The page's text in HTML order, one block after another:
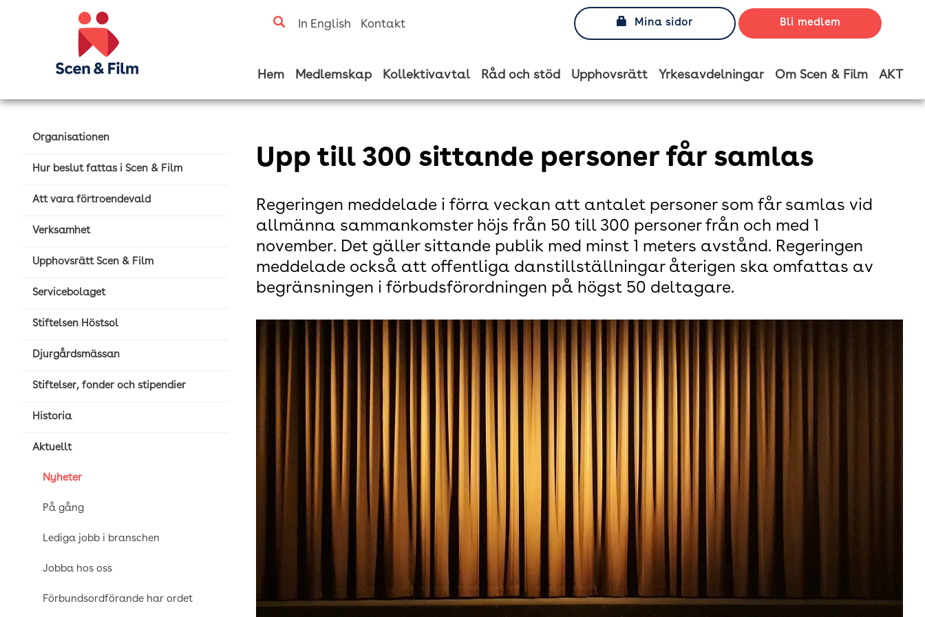
In English Kontakt Mina sidor Bli medlem
Hem Medlemskap Kollektivavtal Råd och stöd Upphovsrätt Yrkesavdelningar Om Scen & Film AKT
Organisationen
Hur beslut fattas i Scen & Film
Att vara förtroendevald
Verksamhet
Upphovsrätt Scen & Film
Servicebolaget
Stiftelsen Höstsol
Djurgårdsmässan
Stiftelser, fonder och stipendier
Historia
Aktuellt
Nyheter
På gång
Lediga jobb i branschen
Jobba hos oss
Förbundsordförande har ordet
Upp till 300 sittande personer får samlas
Regeringen meddelade i förra veckan att antalet personer som får samlas vid
allmänna sammankomster höjs från 50 till 300 personer från och med 1
november. Det gäller sittande publik med minst 1 meters avstånd. Regeringen
meddelade också att offentliga danstillställningar återigen ska omfattas av
begränsningen i förbudsförordningen på högst 50 deltagare.